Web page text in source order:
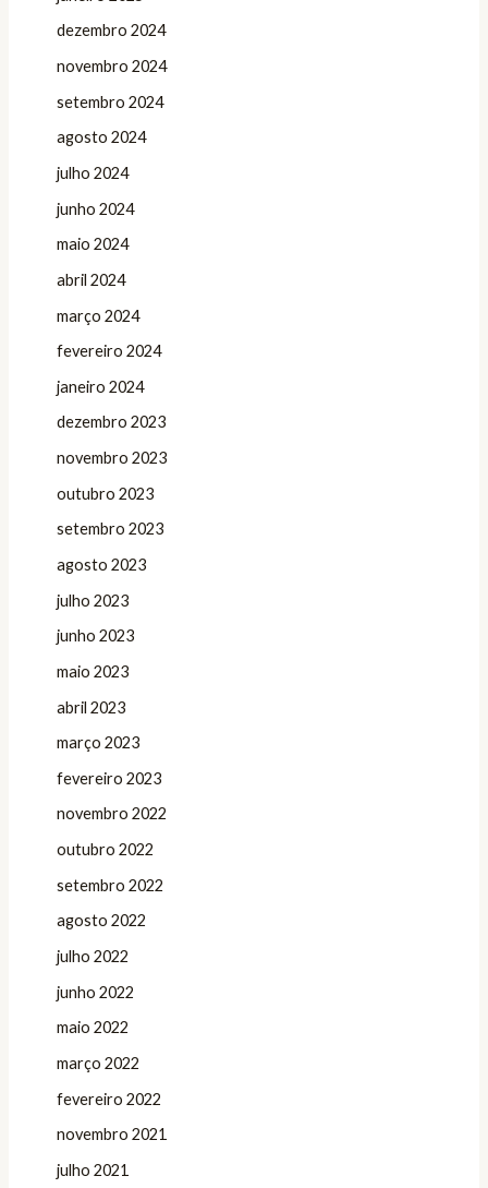
dezembro 2024
novembro 2024
setembro 2024
agosto 2024
julho 2024
junho 2024
maio 2024
abril 2024
março 2024
fevereiro 2024
janeiro 2024
dezembro 2023
novembro 2023
outubro 2023
setembro 2023
agosto 2023
julho 2023
junho 2023
maio 2023
abril 2023
março 2023
fevereiro 2023
novembro 2022
outubro 2022
setembro 2022
agosto 2022
julho 2022
junho 2022
maio 2022
março 2022
fevereiro 2022
novembro 2021
julho 2021